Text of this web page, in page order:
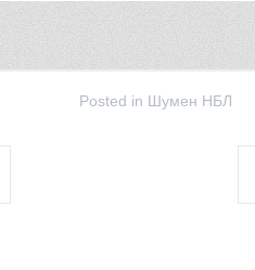
Posted in Шумен НБЛ